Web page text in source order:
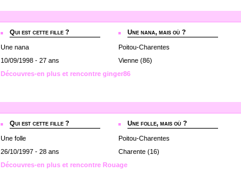
Qui est cette fille ?
Une nana
10/09/1998 - 27 ans
Une nana, mais où ?
Poitou-Charentes
Vienne (86)
Découvres-en plus et rencontre ginger86
Qui est cette fille ?
Une folle
26/10/1997 - 28 ans
Une folle, mais où ?
Poitou-Charentes
Charente (16)
Découvres-en plus et rencontre Rouage